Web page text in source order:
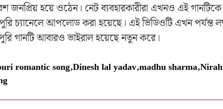
জনপ্রিয় হয়ে ওঠেন। নেট ব্যবহারকারীরা এখনও এই গানটিকে
চ্যানেলে আপলোড করা হয়েছে। এই ভিডিওটি এখন পর্যন্ত
গানটি আবারও ভাইরাল হয়েছে নতুন করে।
romantic song,Dinesh lal yadav,madhu sharma,